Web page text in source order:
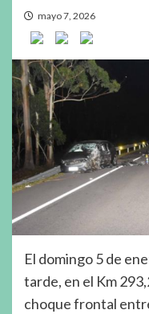
mayo 7, 2026
El domingo 5 de
tarde, en el Km
choque frontal